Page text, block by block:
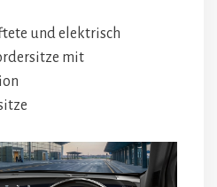
und elektrisch
mit